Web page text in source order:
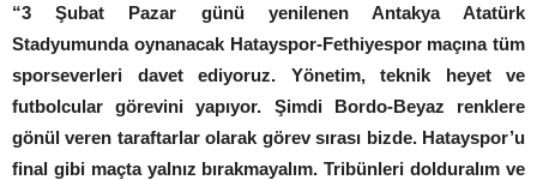
“3 Şubat Pazar günü yenilenen Antakya Atatürk
Stadyumunda oynanacak Hatayspor-Fethiyespor maçına tüm
sporseverleri davet ediyoruz. Yönetim, teknik heyet ve
futbolcular görevini yapıyor. Şimdi Bordo-Beyaz renklere
gönül veren taraftarlar olarak görev sırası bizde. Hatayspor’u
final gibi maçta yalnız bırakmayalım. Tribünleri dolduralım ve